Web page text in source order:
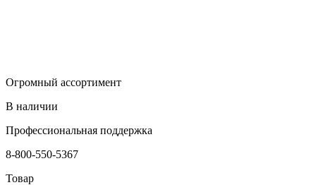
Огромный ассортимент
В наличии
Профессиональная поддержка
8-800-550-5367
Товар